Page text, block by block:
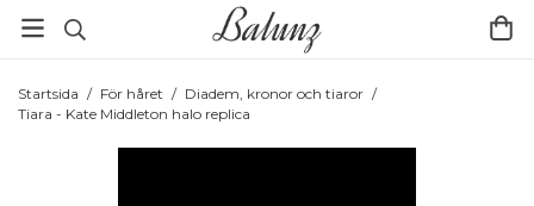
Startsida / För håret / Diadem, kronor och tiaror /
Tiara - Kate Middleton halo replica